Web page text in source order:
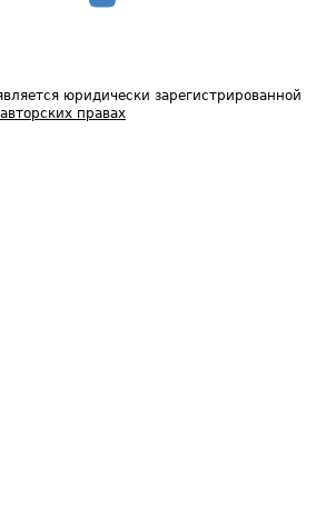
юридически зарегистрированной
правах